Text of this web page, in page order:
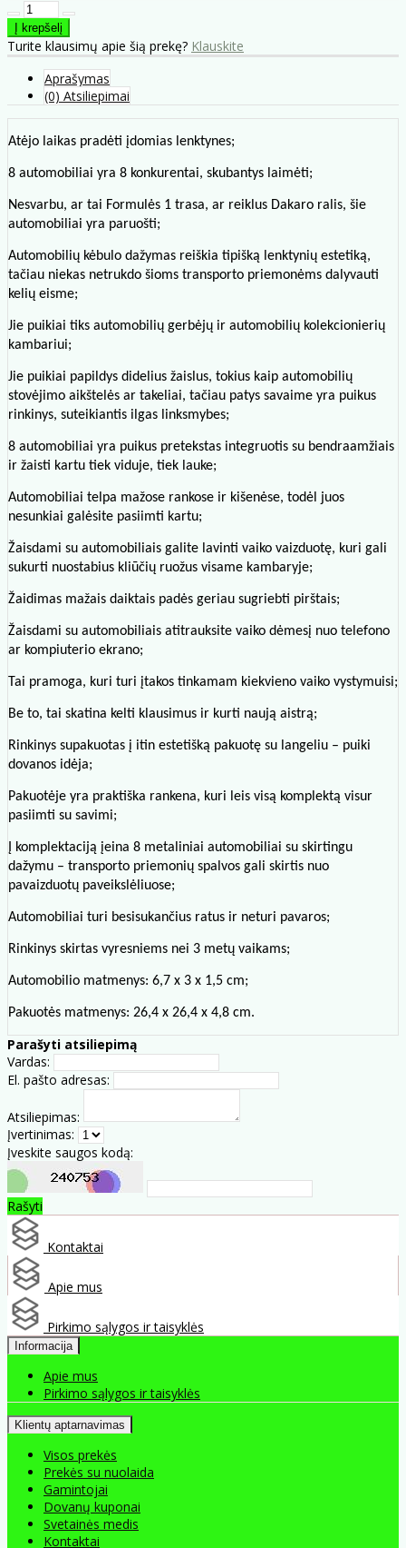
Turite klausimų apie šią prekę? Klauskite
Aprašymas
(0) Atsiliepimai
Atėjo laikas pradėti įdomias lenktynes;
8 automobiliai yra 8 konkurentai, skubantys laimėti;
Nesvarbu, ar tai Formulės 1 trasa, ar reiklus Dakaro ralis, šie
automobiliai yra paruošti;
Automobilių kėbulo dažymas reiškia tipišką lenktynių estetiką,
tačiau niekas netrukdo šioms transporto priemonėms dalyvauti
kelių eisme;
Jie puikiai tiks automobilių gerbėjų ir automobilių kolekcionierių
kambariui;
Jie puikiai papildys didelius žaislus, tokius kaip automobilių
stovėjimo aikštelės ar takeliai, tačiau patys savaime yra puikus
rinkinys, suteikiantis ilgas linksmybes;
8 automobiliai yra puikus pretekstas integruotis su bendraamžiais
ir žaisti kartu tiek viduje, tiek lauke;
Automobiliai telpa mažose rankose ir kišenėse, todėl juos
nesunkiai galėsite pasiimti kartu;
Žaisdami su automobiliais galite lavinti vaiko vaizduotę, kuri gali
sukurti nuostabius kliūčių ruožus visame kambaryje;
Žaidimas mažais daiktais padės geriau sugriebti pirštais;
Žaisdami su automobiliais atitrauksite vaiko dėmesį nuo telefono
ar kompiuterio ekrano;
Tai pramoga, kuri turi įtakos tinkamam kiekvieno vaiko vystymuisi;
Be to, tai skatina kelti klausimus ir kurti naują aistrą;
Rinkinys supakuotas į itin estetišką pakuotę su langeliu – puiki
dovanos idėja;
Pakuotėje yra praktiška rankena, kuri leis visą komplektą visur
pasiimti su savimi;
Į komplektaciją įeina 8 metaliniai automobiliai su skirtingu
dažymu – transporto priemonių spalvos gali skirtis nuo
pavaizduotų paveikslėliuose;
Automobiliai turi besisukančius ratus ir neturi pavaros;
Rinkinys skirtas vyresniems nei 3 metų vaikams;
Automobilio matmenys: 6,7 x 3 x 1,5 cm;
Pakuotės matmenys: 26,4 x 26,4 x 4,8 cm.
Parašyti atsiliepimą
Vardas:
El. pašto adresas:
Atsiliepimas:
Įvertinimas:
Įveskite saugos kodą:
Rašyti
Kontaktai
Apie mus
Pirkimo sąlygos ir taisyklės
Informacija
Apie mus
Pirkimo sąlygos ir taisyklės
Klientų aptarnavimas
Visos prekės
Prekės su nuolaida
Gamintojai
Dovanų kuponai
Svetainės medis
Kontaktai